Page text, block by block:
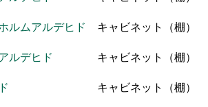
ルムアルデヒド
キャビネット（棚）
ルデヒド
キャビネット（棚）
キャビネット（棚）